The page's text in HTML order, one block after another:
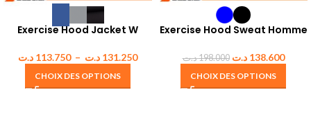
Exercise Hood Jacket W
113.750 د.ت – 131.250 د.ت
CHOIX DES OPTIONS
Exercise Hood Sweat Homme
198.000د.ت 138.600 د.ت
CHOIX DES OPTIONS